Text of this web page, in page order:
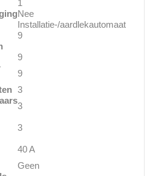
1
Nee
Installatie-/aardlekautomaat
9
9
9
3
3
3
40 A
Geen